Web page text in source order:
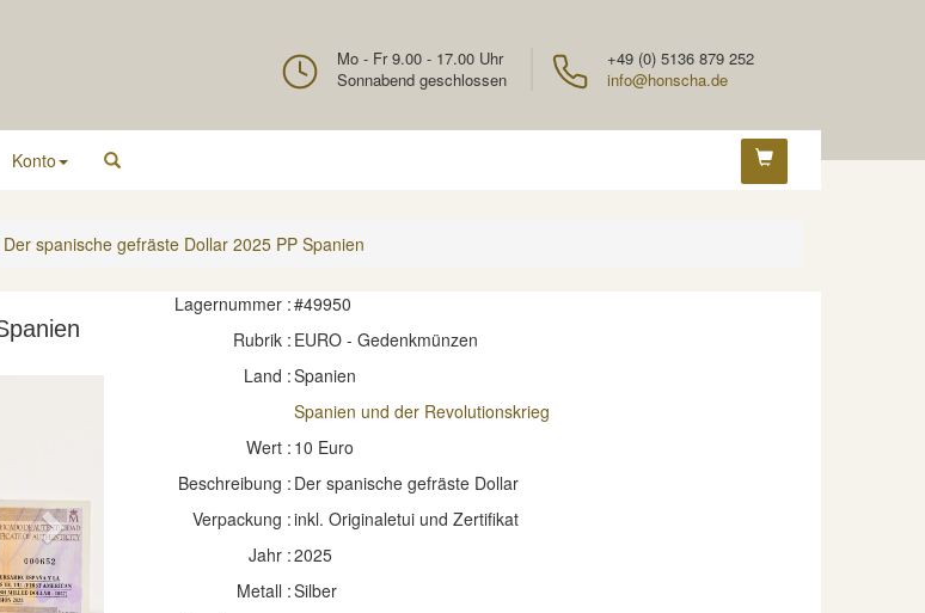
+49 (0) 5136 879 252
info@honscha.de
Mo - Fr 9.00 - 17.00 Uhr
Sonnabend geschlossen
Konto
spanische gefräste Dollar 2025 PP Spanien
Next
Lagernummer :#49950
Rubrik : EURO - Gedenkmünzen
Land :Spanien
Spanien und der Revolutionskrieg
Wert : 10 Euro
Beschreibung : Der spanische gefräste Dollar
Verpackung :inkl. Originaletui und Zertifikat
Jahr :2025
Metall :Silber